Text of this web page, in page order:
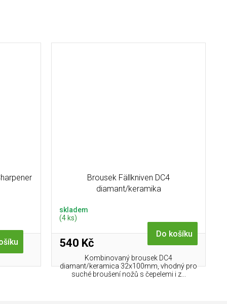
Brousek Fällkniven DC4
diamant/keramika
skladem
(4 ks)
540 Kč
Do košíku
Kombinovaný brousek DC4
diamant/keramica 32x100mm, vhodný pro
suché broušení nožů s čepelemi i z...